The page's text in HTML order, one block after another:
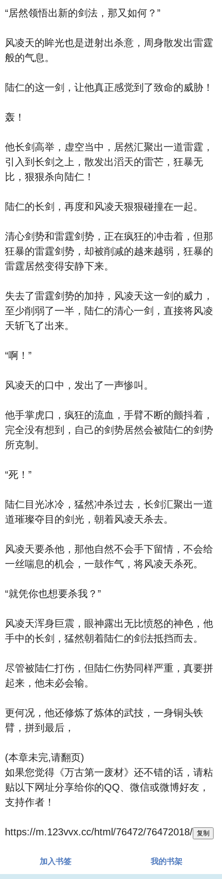
“居然领悟出新的剑法，那又如何？”
风凌天的眸光也是迸射出杀意，周身散发出雷霆
般的气息。
陆仁的这一剑，让他真正感觉到了致命的威胁！
轰！
他长剑高举，虚空当中，居然汇聚出一道雷霆，
引入到长剑之上，散发出滔天的雷芒，狂暴无
比，狠狠杀向陆仁！
陆仁的长剑，再度和风凌天狠狠碰撞在一起。
清心剑势和雷霆剑势，正在疯狂的冲击着，但那
狂暴的雷霆剑势，却被削减的越来越弱，狂暴的
雷霆居然变得安静下来。
失去了雷霆剑势的加持，风凌天这一剑的威力，
至少削弱了一半，陆仁的清心一剑，直接将风凌
天斩飞了出来。
“啊！”
风凌天的口中，发出了一声惨叫。
他手掌虎口，疯狂的流血，手臂不断的颤抖着，
完全没有想到，自己的剑势居然会被陆仁的剑势
所克制。
“死！”
陆仁目光冰冷，猛然冲杀过去，长剑汇聚出一道
道璀璨夺目的剑光，朝着风凌天杀去。
风凌天要杀他，那他自然不会手下留情，不会给
一丝喘息的机会，一鼓作气，将风凌天杀死。
“就凭你也想要杀我？”
风凌天浑身巨震，眼神露出无比愤怒的神色，他
手中的长剑，猛然朝着陆仁的剑法抵挡而去。
尽管被陆仁打伤，但陆仁伤势同样严重，真要拼
起来，他未必会输。
更何况，他还修炼了炼体的武技，一身铜头铁
臂，拼到最后，
(本章未完,请翻页)
如果您觉得《万古第一废材》还不错的话，请粘
贴以下网址分享给你的QQ、微信或微博好友，
支持作者！
https://m.123vvx.cc/html/76472/76472018/ 复制
加入书签 我的书架